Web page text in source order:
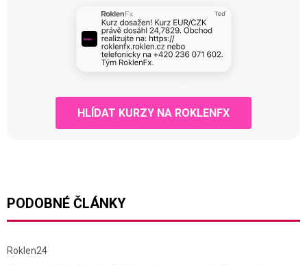
HLÍDAT KURZY NA ROKLENFX
PODOBNÉ ČLÁNKY
Roklen24